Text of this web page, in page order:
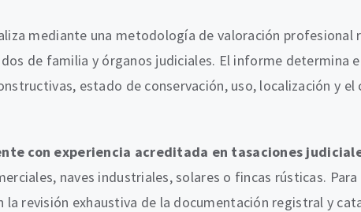
mediante una metodología de valoración
de familia y órganos judiciales. El informe determina
estado de conservación, uso, localización y
con experiencia acreditada en tasaciones
naves industriales, solares o fincas rústicas.
la revisión exhaustiva de la documentación registral y